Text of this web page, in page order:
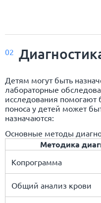
02
Детям могут быть
лабораторные
исследования помогают
поноса у детей может
назначаются:
Основные методы
Методика
Копрограмма
Общий анализ крови